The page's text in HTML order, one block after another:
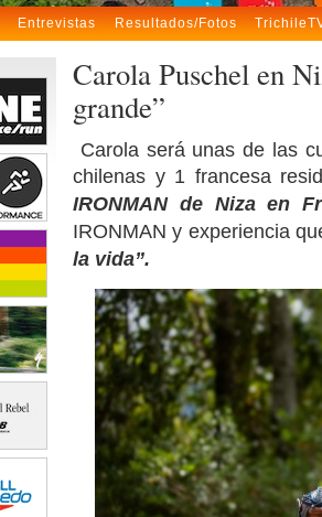
Entrevistas Resultados/Fotos
Carola Puschel en
grande”
Carola será unas de las
chilenas y 1 francesa
IRONMAN de Niza en
IRONMAN y experiencia
la vida”.